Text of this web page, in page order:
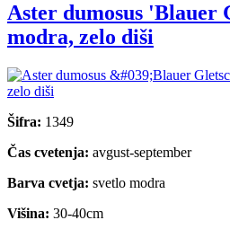
Aster dumosus 'Blauer
modra, zelo diši
Šifra: 1349
Čas cvetenja: avgust-september
Barva cvetja: svetlo modra
Višina: 30-40cm